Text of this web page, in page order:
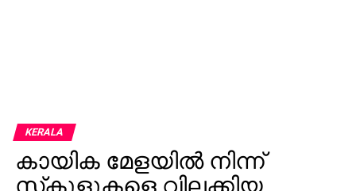
KERALA
കായിക മേളയില്‍ നിന്ന്
സ്‌കൂളുകളെ വിലക്കിയ